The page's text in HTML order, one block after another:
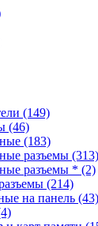
(149)
(46)
(183)
разъемы (313)
разъемы * (2)
(214)
на панель (43)